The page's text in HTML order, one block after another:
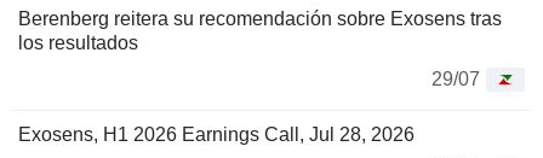
Berenberg reitera su recomendación sobre Exosens tras
los resultados
29/07
Exosens, H1 2026 Earnings Call, Jul 28, 2026